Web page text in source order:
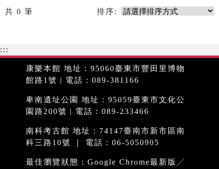
共 0 筆 排序:
:::
康樂本館 地址：95060臺東市豐田里博物
館路1號 | 電話：089-381166
卑南遺址公園 地址：95059臺東市文化公
園路200號 | 電話：089-233466
南科考古館 地址：74147臺南市新市區南
科三路10號 ｜ 電話：06-5050905
最佳瀏覽狀態：Google Chrome最新版╱